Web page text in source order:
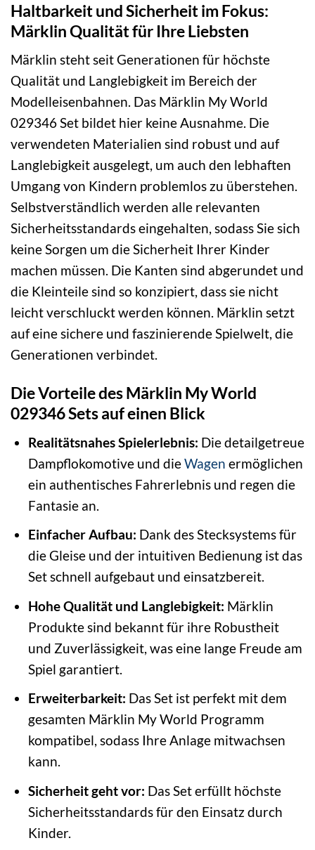
Haltbarkeit und Sicherheit im Fokus:
Märklin Qualität für Ihre Liebsten
Märklin steht seit Generationen für höchste
Qualität und Langlebigkeit im Bereich der
Modelleisenbahnen. Das Märklin My World
029346 Set bildet hier keine Ausnahme. Die
verwendeten Materialien sind robust und auf
Langlebigkeit ausgelegt, um auch den lebhaften
Umgang von Kindern problemlos zu überstehen.
Selbstverständlich werden alle relevanten
Sicherheitsstandards eingehalten, sodass Sie sich
keine Sorgen um die Sicherheit Ihrer Kinder
machen müssen. Die Kanten sind abgerundet und
die Kleinteile sind so konzipiert, dass sie nicht
leicht verschluckt werden können. Märklin setzt
auf eine sichere und faszinierende Spielwelt, die
Generationen verbindet.
Die Vorteile des Märklin My World
029346 Sets auf einen Blick
Realitätsnahes Spielerlebnis: Die detailgetreue
Dampflokomotive und dieWagen ermöglichen
ein authentisches Fahrerlebnis und regen die
Fantasie an.
Einfacher Aufbau: Dank des Stecksystems für
die Gleise und der intuitiven Bedienung ist das
Set schnell aufgebaut und einsatzbereit.
Hohe Qualität und Langlebigkeit: Märklin
Produkte sind bekannt für ihre Robustheit
und Zuverlässigkeit, was eine lange Freude am
Spiel garantiert.
Erweiterbarkeit: Das Set ist perfekt mit dem
gesamten Märklin My World Programm
kompatibel, sodass Ihre Anlage mitwachsen
kann.
Sicherheit geht vor: Das Set erfüllt höchste
Sicherheitsstandards für den Einsatz durch
Kinder.